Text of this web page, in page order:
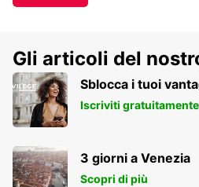
Gli articoli del
Sblocca i tuoi
Iscriviti gratuitamente
3 giorni a Venezia
Scopri di più